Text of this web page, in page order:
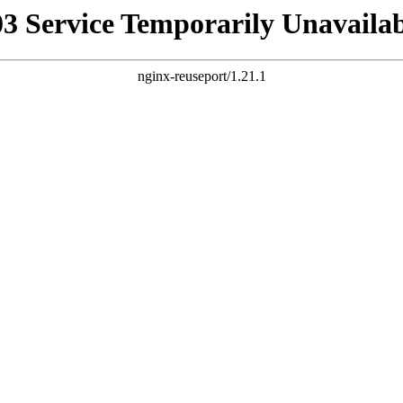
Service Temporarily
nginx-reuseport/1.21.1